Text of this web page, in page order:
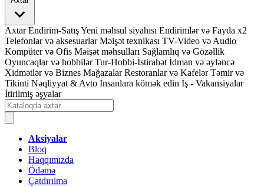
Axtar Endirim-SatışYeni məhsul siyahısı Endirimlər və Fayda x2
Telefonlar və aksesuarlar Məişət texnikası TV-Video və Audio
Kompüter və Ofis Məişət məhsulları Sağlamlıq və Gözəllik
Oyuncaqlar və hobbilər Tur-Hobbi-İstirahət İdman və əyləncə
Xidmətlər və Biznes Mağazalar Restoranlar və Kafelər Təmir və
Tikinti Nəqliyyat & Avto İnsanlara kömək edin İş - Vakansiyalar
İtirilmiş əşyalar
Aksiyalar
Bloq
Haqqımızda
Ödəmə
Çatdırılma